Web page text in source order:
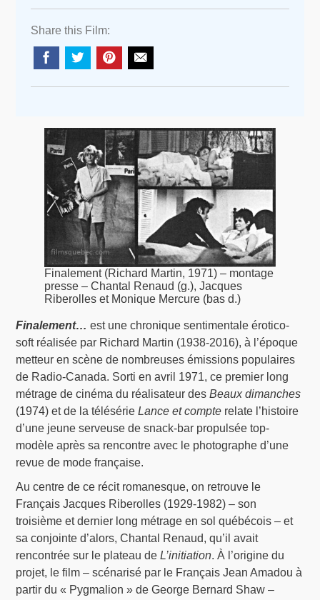
Share this Film:
Finalement (Richard Martin, 1971) – montage
presse – Chantal Renaud (g.), Jacques
Riberolles et Monique Mercure (bas d.)
Finalement… est une chronique sentimentale érotico-
soft réalisée par Richard Martin (1938-2016), à l’époque
metteur en scène de nombreuses émissions populaires
de Radio-Canada. Sorti en avril 1971, ce premier long
métrage de cinéma du réalisateur desBeaux dimanches
(1974) et de la télésérieLance et compte relate l’histoire
d’une jeune serveuse de snack-bar propulsée top-
modèle après sa rencontre avec le photographe d’une
revue de mode française.
Au centre de ce récit romanesque, on retrouve le
Français Jacques Riberolles (1929-1982) – son
troisième et dernier long métrage en sol québécois – et
sa conjointe d’alors, Chantal Renaud, qu’il avait
rencontrée sur le plateau deL’initiation. À l’origine du
projet, le film – scénarisé par le Français Jean Amadou à
partir du « Pygmalion » de George Bernard Shaw –